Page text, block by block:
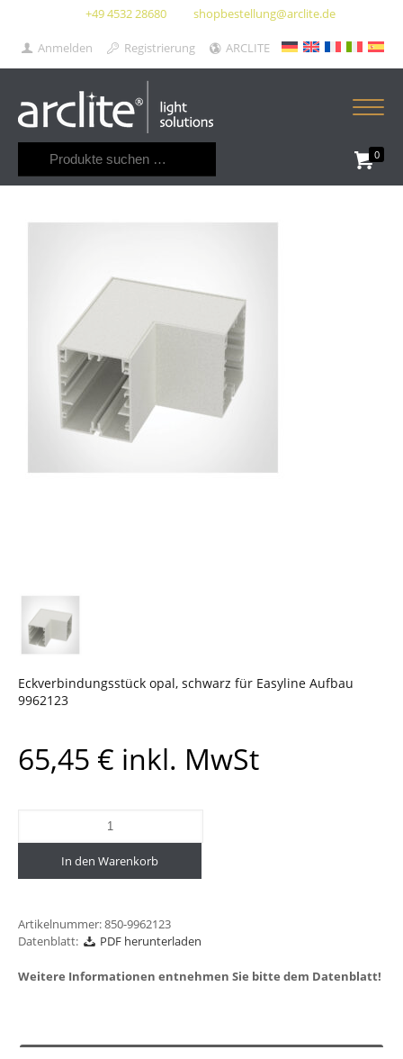
+49 4532 28680 shopbestellung@arclite.de
Anmelden Registrierung ARCLITE
0
Eckverbindungsstück opal, schwarz für Easyline Aufbau
9962123
65,45 € inkl. MwSt
In den Warenkorb
Artikelnummer:850-9962123
Datenblatt:
PDF herunterladen
Weitere Informationen entnehmen Sie bitte dem Datenblatt!